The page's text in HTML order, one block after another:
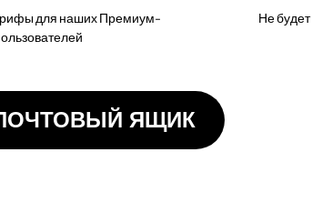
для наших Премиум-
Не
ЯЩИК